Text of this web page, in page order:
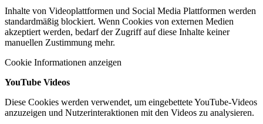
Inhalte von Videoplattformen und Social Media Plattformen werden
standardmäßig blockiert. Wenn Cookies von externen Medien
akzeptiert werden, bedarf der Zugriff auf diese Inhalte keiner
manuellen Zustimmung mehr.
Cookie Informationen anzeigen
YouTube Videos
Diese Cookies werden verwendet, um eingebettete YouTube-Videos
anzuzeigen und Nutzerinteraktionen mit den Videos zu analysieren.